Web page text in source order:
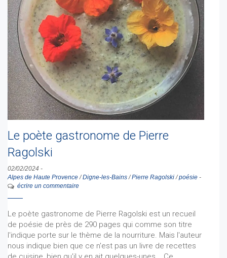
Le poète gastronome de Pierre
Ragolski
02/02/2024 -
Alpes de Haute Provence/Digne-les-Bains/Pierre Ragolski/poésie -
écrire un commentaire
Le poète gastronome de Pierre Ragolski est un recueil
de poésie de près de 290 pages qui comme son titre
l'indique porte sur le thème de la nourriture. Mais l'auteur
nous indique bien que ce n'est pas un livre de recettes